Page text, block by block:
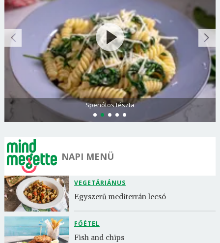
Görögdinnye-limonádé
NAPI MENÜ
VEGETÁRIÁNUS
Egyszerű mediterrán lecsó
FŐÉTEL
Fish and chips